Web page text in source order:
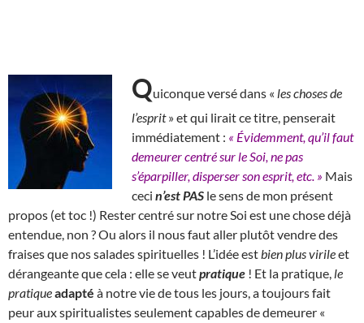
Quiconque versé dans « les choses de
l’esprit» et qui lirait ce titre, penserait
immédiatement : « Évidemment, qu’il faut
demeurer centré sur le Soi, ne pas
s’éparpiller, disperser son esprit, etc. » Mais
ceci n’est PAS le sens de mon présent
propos (et toc !) Rester centré sur notre Soi est une chose déjà
entendue, non ? Ou alors il nous faut aller plutôt vendre des
fraises que nos salades spirituelles ! L’idée est bien plus virileet
dérangeante que cela : elle se veutpratique ! Et la pratique, le
pratiqueadapté à notre vie de tous les jours, a toujours fait
peur aux spiritualistes seulement capables de demeurer «